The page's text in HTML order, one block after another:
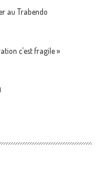
au Trabendo
c’est fragile »